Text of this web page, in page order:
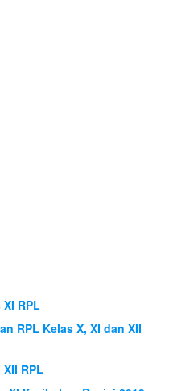
RPL
RPL Kelas X, XI dan XII
RPL